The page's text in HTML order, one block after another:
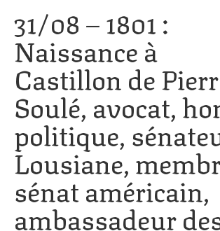
Thèmes
Agriculture, forêt et pastoralisme
Pastoralisme
Cartulaire de Saint Sernin
Catharisme
Dates ariégeoises
31/08 – 1801 :
Naissance à
Castillon de
Soulé, avocat,
politique,
Lousiane,
sénat américain,
ambassadeur